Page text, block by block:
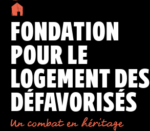
FONDATION
POUR LE
LOGEMENT DES
DÉFAVORISÉS
Un combat en héritage